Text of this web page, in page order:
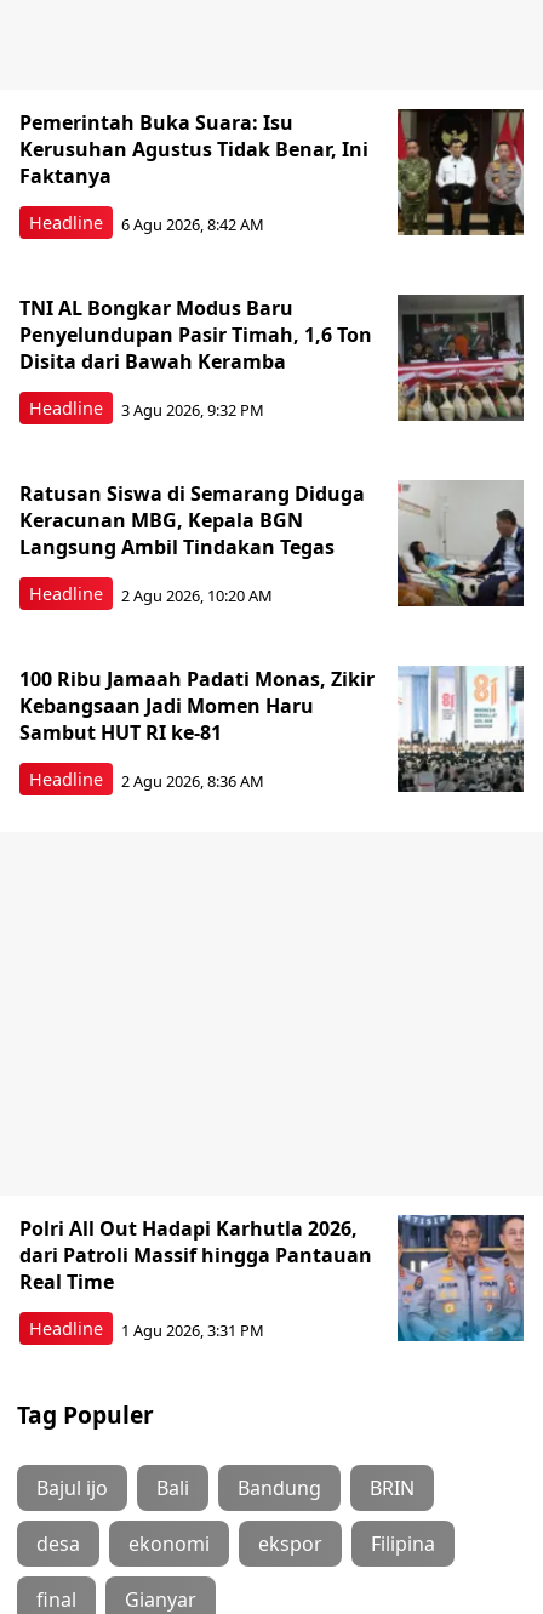
Headline
Pemerintah Buka Suara: Isu
Kerusuhan Agustus Tidak Benar, Ini
Faktanya
6 Agu 2026, 8:42 AM
Headline
TNI AL Bongkar Modus Baru
Penyelundupan Pasir Timah, 1,6 Ton
Disita dari Bawah Keramba
3 Agu 2026, 9:32 PM
Headline
Ratusan Siswa di Semarang Diduga
Keracunan MBG, Kepala BGN
Langsung Ambil Tindakan Tegas
2 Agu 2026, 10:20 AM
Headline
100 Ribu Jamaah Padati Monas, Zikir
Kebangsaan Jadi Momen Haru
Sambut HUT RI ke-81
2 Agu 2026, 8:36 AM
Headline
Polri All Out Hadapi Karhutla 2026,
dari Patroli Massif hingga Pantauan
Real Time
1 Agu 2026, 3:31 PM
Tag Populer
Bajul ijo Bali Bandung BRIN
desa ekonomi ekspor Filipina
final Gianyar